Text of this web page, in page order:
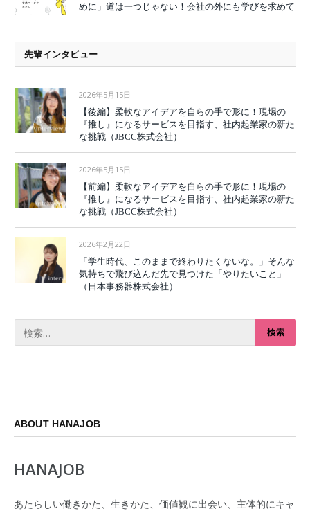
めに」道は一つじゃない！会社の外にも学びを求めて
先輩インタビュー
2026年5月15日
【後編】柔軟なアイデアを自らの手で形に！現場の
『推し』になるサービスを目指す、社内起業家の新た
な挑戦（JBCC株式会社）
2026年5月15日
【前編】柔軟なアイデアを自らの手で形に！現場の
『推し』になるサービスを目指す、社内起業家の新た
な挑戦（JBCC株式会社）
2026年2月22日
「学生時代、このままで終わりたくないな。」そんな
気持ちで飛び込んだ先で見つけた「やりたいこと」
（日本事務器株式会社）
ABOUT HANAJOB
HANAJOB
あたらしい働きかた、生きかた、価値観に出会い、主体的にキャ